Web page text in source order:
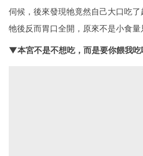
伺候，後來發現牠竟然自己大口吃
牠後反而胃口全開，原來不是小食量
▼本宮不是不想吃，而是要你餵我吃